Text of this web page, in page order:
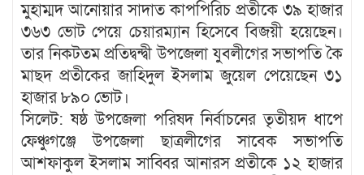
মুহাম্মদ আনোয়ার সাদাত কাপপিরিচ প্রতীকে ৩৯ হাজার
৩৬৩ ভোট পেয়ে চেয়ারম্যান হিসেবে বিজয়ী হয়েছেন।
তার নিকটতম প্রতিদ্বন্দ্বী উপজেলা যুবলীগের সভাপতি কৈ
মাছদ প্রতীকের জাহিদুল ইসলাম জুয়েল পেয়েছেন ৩১
হাজার ৮৯০ ভোট।
সিলেট: ষষ্ঠ উপজেলা পরিষদ নির্বাচনের তৃতীয়দ ধাপে
ফেঞ্চুগঞ্জে উপজেলা ছাত্রলীগের সাবেক সভাপতি
আশফাকুল ইসলাম সাব্বির আনারস প্রতীকে ১২ হাজার